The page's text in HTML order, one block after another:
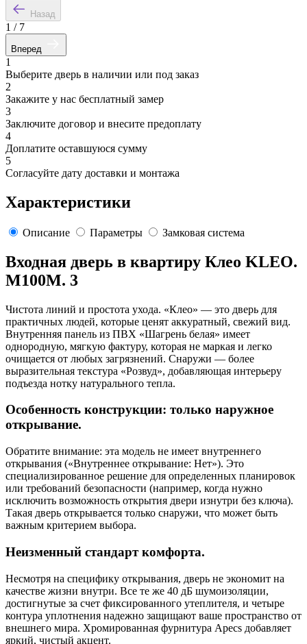
Назад
1 / 7
Вперед
1
Выберите дверь в наличии или под заказ
2
Закажите у нас бесплатный замер
3
Заключите договор и внесите предоплату
4
Доплатите оставшуюся сумму
5
Согласуйте дату доставки и монтажа
Характеристики
Описание Параметры Замковая система
Входная дверь в квартиру Клео KLEO.
M100M. 3
Чистота линий и простота ухода. «Клео» — это дверь для
практичных людей, которые ценят аккуратный, свежий вид.
Внутренняя панель из ПВХ «Шагрень белая» имеет
однородную, мягкую фактуру, которая не маркая и легко
очищается от любых загрязнений. Снаружи — более
выразительная текстура «Розвуд», добавляющая интерьеру
подъезда нотку натурального тепла.
Особенность конструкции: только наружное
открывание.
Обратите внимание: эта модель не имеет внутреннего
открывания («Внутреннее открывание: Нет»). Это
специализированное решение для определенных планировок
или требований безопасности (например, когда нужно
исключить возможность открытия двери изнутри без ключа).
Такая дверь открывается только снаружи, что может быть
важным критерием выбора.
Неизменный стандарт комфорта.
Несмотря на специфику открывания, дверь не экономит на
качестве жизни внутри. Все те же 40 дБ шумоизоляции,
достигнутые за счет фиксированного утеплителя, и четыре
контура уплотнения надежно защищают ваше пространство от
внешнего мира. Хромированная фурнитура Apecs добавляет
яркий, чистый акцент.